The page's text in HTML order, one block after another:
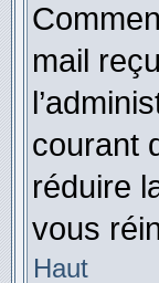
mail
courant
réduire
vous
Haut